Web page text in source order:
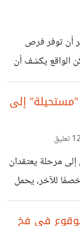
للمقال،
والأفكار
3. قم بالبحث: قبل كتابة المقال، قم
أن توفر فرص
الواقع يكشف أن
فالمشكلة
المصاحبة لها.
دون فترات
الشغف إلى عبء
ثبات الدخل
للبحث عن
إلى
مرحلة يعتقدان
للآخر، يحمل
والاتهامات. وفي
تريدان إصلاح
في فخ